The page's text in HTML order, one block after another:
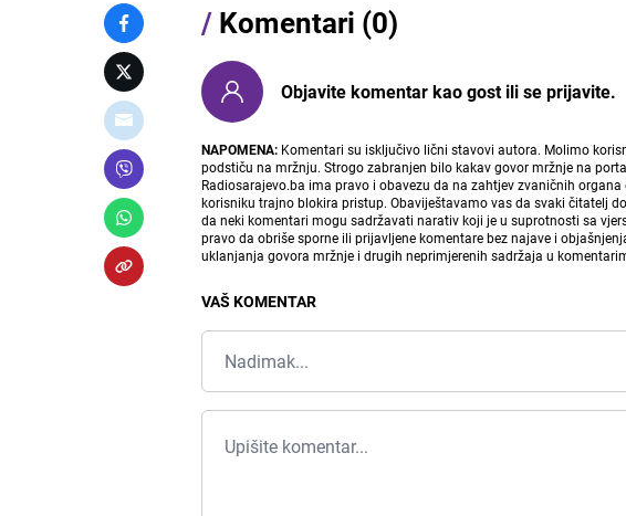
/ Komentari (0)
Objavite komentar kao gost ili se prijavite.
NAPOMENA: Komentari su isključivo lični stavovi autora. Molimo
podstiču na mržnju. Strogo zabranjen bilo kakav govor mržnje na
Radiosarajevo.ba ima pravo i obavezu da na zahtjev zvaničnih
korisniku trajno blokira pristup. Obaviještavamo vas da svaki čitatelj
da neki komentari mogu sadržavati narativ koji je u suprotnosti sa
pravo da obriše sporne ili prijavljene komentare bez najave i
uklanjanja govora mržnje i drugih neprimjerenih sadržaja u
VAŠ KOMENTAR